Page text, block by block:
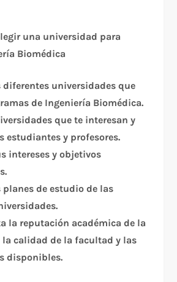
una universidad para
Biomédica
diferentes universidades que
de Ingeniería Biomédica.
que te interesan y
estudiantes y profesores.
intereses y objetivos
planes de estudio de las
la reputación académica de la
calidad de la facultad y las
disponibles.